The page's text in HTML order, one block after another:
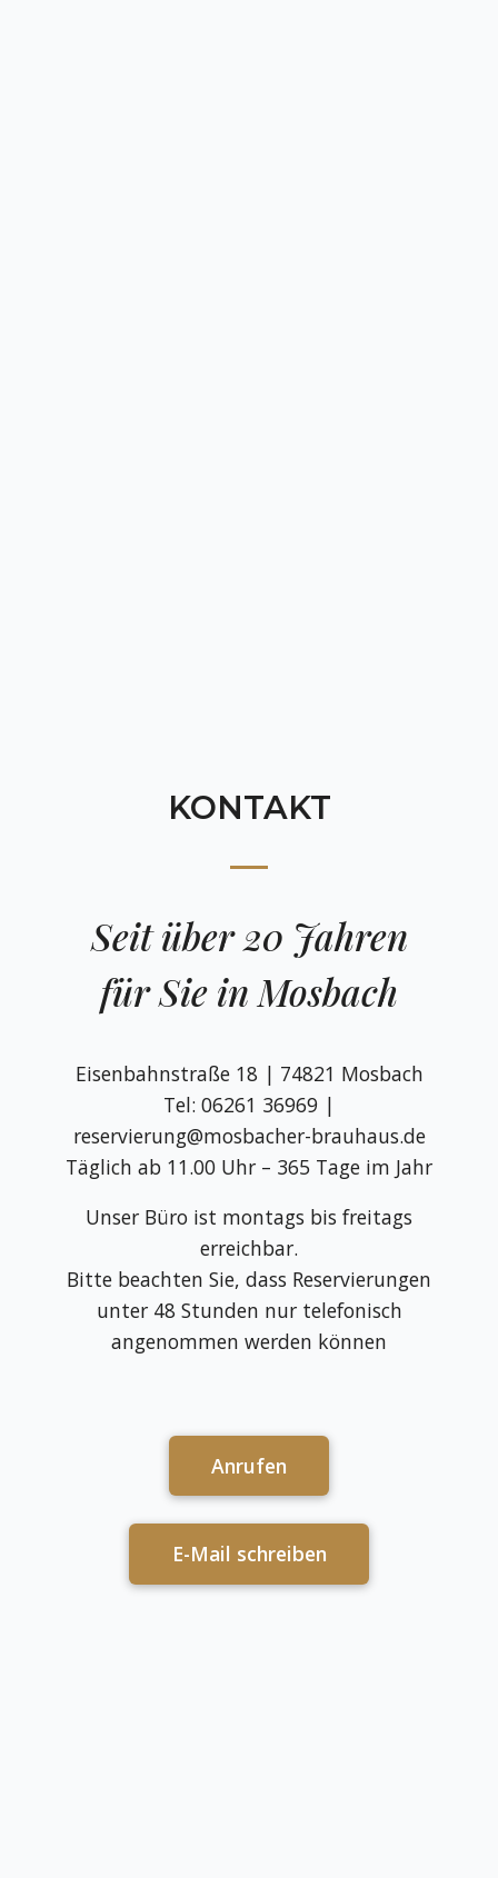
KONTAKT
Seit über 20 Jahren
für Sie in Mosbach
Eisenbahnstraße 18 | 74821 Mosbach
Tel: 06261 36969 |
reservierung@mosbacher-brauhaus.de
Täglich ab 11.00 Uhr – 365 Tage im Jahr
Unser Büro ist montags bis freitags
erreichbar.
Bitte beachten Sie, dass Reservierungen
unter 48 Stunden nur telefonisch
angenommen werden können
Anrufen
E-Mail schreiben